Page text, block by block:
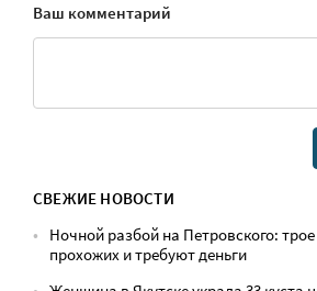
Ваш комментарий
СВЕЖИЕ НОВОСТИ
Ночной разбой на Петровского:
прохожих и требуют деньги